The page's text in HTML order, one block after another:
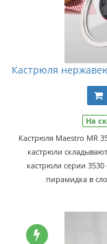
Кастрюля
На
Кастрюля Maestro MR
кастрюли
кастрюли серии
пирамидка в